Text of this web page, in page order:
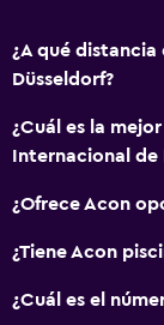
¿A qué
Düsseldorf?
¿Cuál es la
Internacional de
¿Ofrece Acon
¿Tiene Acon
¿Cuál es el